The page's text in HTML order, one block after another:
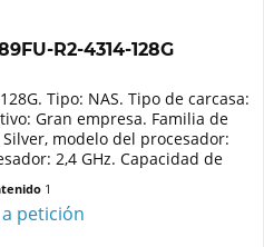
R2-4314-128G
Tipo: NAS. Tipo de carcasa:
Gran empresa. Familia de
modelo del procesador:
2,4 GHz. Capacidad de
1
petición